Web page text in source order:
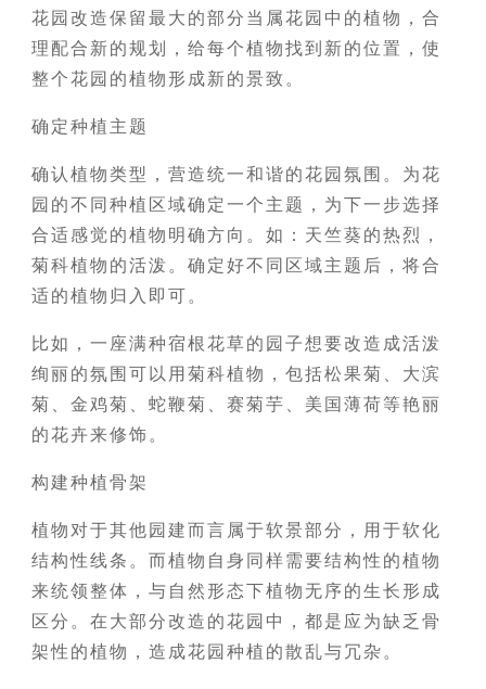
花园改造保留最大的部分当属花园中的植物，合
理配合新的规划，给每个植物找到新的位置，使
整个花园的植物形成新的景致。
确定种植主题
确认植物类型，营造统一和谐的花园氛围。为花
园的不同种植区域确定一个主题，为下一步选择
合适感觉的植物明确方向。如：天竺葵的热烈，
菊科植物的活泼。确定好不同区域主题后，将合
适的植物归入即可。
比如，一座满种宿根花草的园子想要改造成活泼
绚丽的氛围可以用菊科植物，包括松果菊、大滨
菊、金鸡菊、蛇鞭菊、赛菊芋、美国薄荷等艳丽
的花卉来修饰。
构建种植骨架
植物对于其他园建而言属于软景部分，用于软化
结构性线条。而植物自身同样需要结构性的植物
来统领整体，与自然形态下植物无序的生长形成
区分。在大部分改造的花园中，都是应为缺乏骨
架性的植物，造成花园种植的散乱与冗杂。